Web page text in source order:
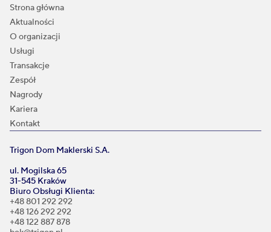
Strona główna
Aktualności
O organizacji
Usługi
Transakcje
Zespół
Nagrody
Kariera
Kontakt
Trigon Dom Maklerski S.A.
ul. Mogilska 65
31-545 Kraków
Biuro Obsługi Klienta:
+48 801 292 292
+48 126 292 292
+48 122 887 878